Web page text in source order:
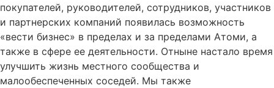
покупателей, руководителей, сотрудников, участников
и партнерских компаний появилась возможность
«вести бизнес» в пределах и за пределами Атоми, а
также в сфере ее деятельности. Отныне настало время
улучшить жизнь местного сообщества и
малообеспеченных соседей. Мы также